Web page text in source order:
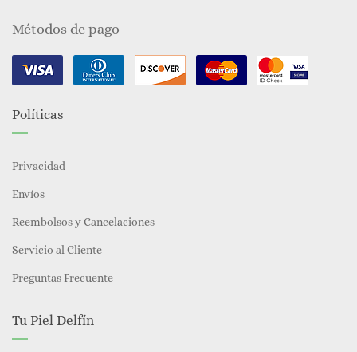
Métodos de pago
Políticas
Privacidad
Envíos
Reembolsos y Cancelaciones
Servicio al Cliente
Preguntas Frecuente
Tu Piel Delfín